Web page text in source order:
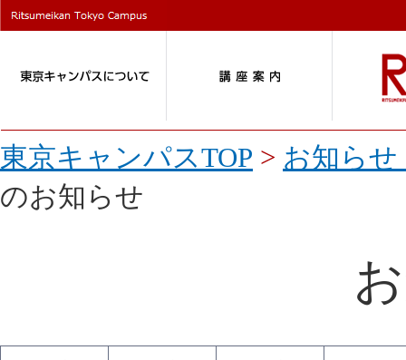
東京キャンパスTOP > お知らせ
のお知らせ